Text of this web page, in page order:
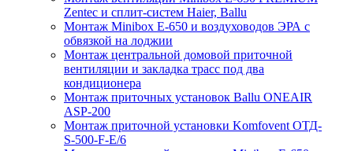
Zentec и сплит-систем Haier, Ballu
Монтаж Minibox E-650 и воздуховодов ЭРА с
обвязкой на лоджии
Монтаж центральной домовой приточной
вентиляции и закладка трасс под два
кондиционера
Монтаж приточных установок Ballu ONEAIR
ASP-200
Монтаж приточной установки Komfovent ОТД-
S-500-F-E/6